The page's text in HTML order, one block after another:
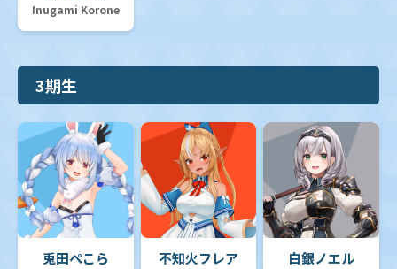
Inugami Korone
3期生
兎田ぺこら 不知火フレア 白銀ノエル